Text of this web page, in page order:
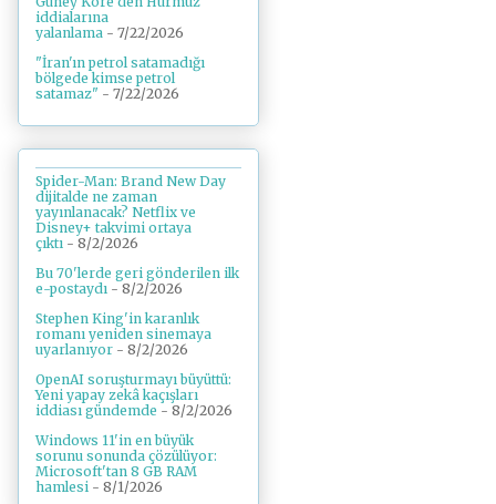
iddialarına
yalanlama - 7/22/2026
"İran'ın petrol satamadığı
bölgede kimse petrol
satamaz" - 7/22/2026
Spider-Man: Brand New Day
dijitalde ne zaman
yayınlanacak? Netflix ve
Disney+ takvimi ortaya
çıktı - 8/2/2026
Bu 70'lerde geri gönderilen ilk
e-postaydı - 8/2/2026
Stephen King'in karanlık
romanı yeniden sinemaya
uyarlanıyor - 8/2/2026
OpenAI soruşturmayı büyüttü:
Yeni yapay zekâ kaçışları
iddiası gündemde - 8/2/2026
Windows 11'in en büyük
sorunu sonunda çözülüyor:
Microsoft'tan 8 GB RAM
hamlesi - 8/1/2026